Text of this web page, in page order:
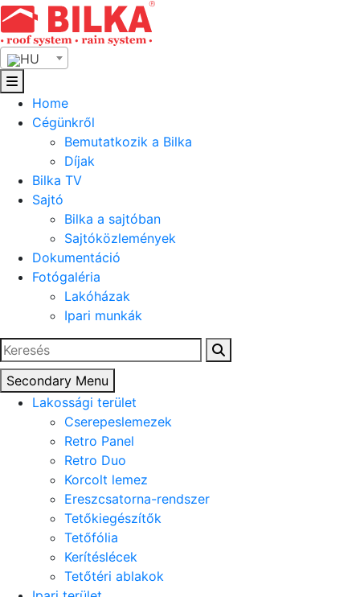
Skip
to
content
HU
Home
Cégünkről
Bemutatkozik a Bilka
Díjak
Bilka TV
Sajtó
Bilka a sajtóban
Sajtóközlemények
Dokumentáció
Fotógaléria
Lakóházak
Ipari munkák
Keresés:
Secondary Menu
Lakossági terület
Cserepeslemezek
Retro Panel
Retro Duo
Korcolt lemez
Ereszcsatorna-rendszer
Tetőkiegészítők
Tetőfólia
Kerítéslécek
Tetőtéri ablakok